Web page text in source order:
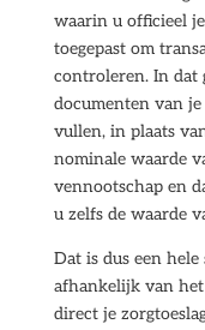
waarin u officieel
toegepast om
controleren. In dat
documenten van
vullen, in plaats
nominale waarde
vennootschap en
u zelfs de waarde
Dat is dus een
afhankelijk van
direct je